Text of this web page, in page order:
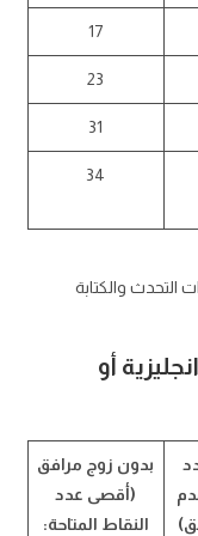
17
23
31
34
والكتابة
أو
للمتقدم
بدون زوج مرافق
(أقصى عدد
النقاط المتاحة: